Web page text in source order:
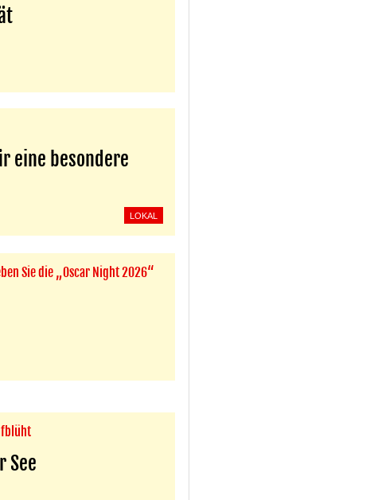
eine besondere
LOKAL
Sie die „Oscar Night 2026“
See